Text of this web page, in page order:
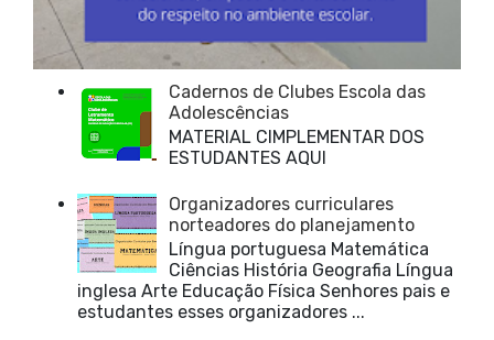
Cadernos de Clubes Escola das
Adolescências
MATERIAL CIMPLEMENTAR DOS
ESTUDANTES AQUI
Organizadores curriculares
norteadores do planejamento
Língua portuguesa Matemática
Ciências História Geografia Língua
inglesa Arte Educação Física Senhores pais e
estudantes esses organizadores ...